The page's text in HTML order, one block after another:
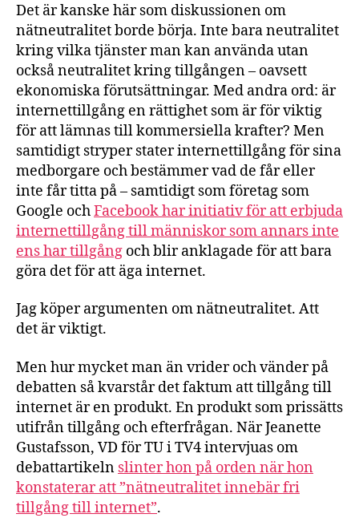
Det är kanske här som diskussionen om
nätneutralitet borde börja. Inte bara neutralitet
kring vilka tjänster man kan använda utan
också neutralitet kring tillgången – oavsett
ekonomiska förutsättningar. Med andra ord: är
internettillgång en rättighet som är för viktig
för att lämnas till kommersiella krafter? Men
samtidigt stryper stater internettillgång för sina
medborgare och bestämmer vad de får eller
inte får titta på – samtidigt som företag som
Google ochFacebook har initiativ för att erbjuda
internettillgång till människor som annars inte
ens har tillgång och blir anklagade för att bara
göra det för att äga internet.
Jag köper argumenten om nätneutralitet. Att
det är viktigt.
Men hur mycket man än vrider och vänder på
debatten så kvarstår det faktum att tillgång till
internet är en produkt. En produkt som prissätts
utifrån tillgång och efterfrågan. När Jeanette
Gustafsson, VD för TU i TV4 intervjuas om
debattartikeln slinter hon på orden när hon
konstaterar att ”nätneutralitet innebär fri
tillgång till internet”.